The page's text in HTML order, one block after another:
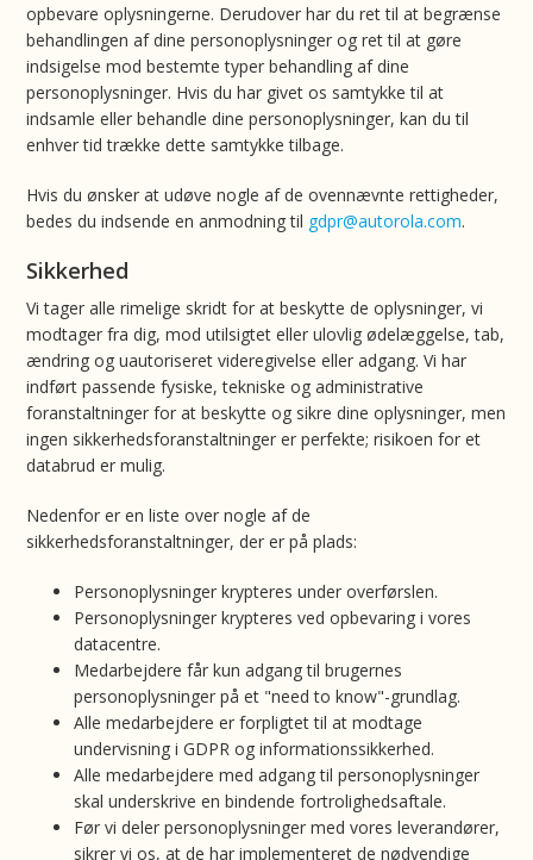
opbevare oplysningerne. Derudover har du ret til at begrænse
behandlingen af dine personoplysninger og ret til at gøre
indsigelse mod bestemte typer behandling af dine
personoplysninger. Hvis du har givet os samtykke til at
indsamle eller behandle dine personoplysninger, kan du til
enhver tid trække dette samtykke tilbage.
Hvis du ønsker at udøve nogle af de ovennævnte rettigheder,
bedes du indsende en anmodning til gdpr@autorola.com.
Sikkerhed
Vi tager alle rimelige skridt for at beskytte de oplysninger, vi
modtager fra dig, mod utilsigtet eller ulovlig ødelæggelse, tab,
ændring og uautoriseret videregivelse eller adgang. Vi har
indført passende fysiske, tekniske og administrative
foranstaltninger for at beskytte og sikre dine oplysninger, men
ingen sikkerhedsforanstaltninger er perfekte; risikoen for et
databrud er mulig.
Nedenfor er en liste over nogle af de
sikkerhedsforanstaltninger, der er på plads:
Personoplysninger krypteres under overførslen.
Personoplysninger krypteres ved opbevaring i vores
datacentre.
Medarbejdere får kun adgang til brugernes
personoplysninger på et "need to know"-grundlag.
Alle medarbejdere er forpligtet til at modtage
undervisning i GDPR og informationssikkerhed.
Alle medarbejdere med adgang til personoplysninger
skal underskrive en bindende fortrolighedsaftale.
Før vi deler personoplysninger med vores leverandører,
sikrer vi os, at de har implementeret de nødvendige